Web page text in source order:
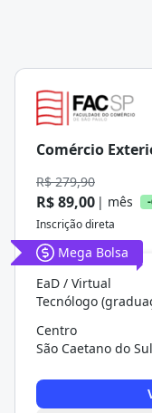
Comércio
R$ 279,90
R$ 89,00 | mês
Inscrição direta
Mega Bolsa
EaD / Virtual
Tecnólogo
Centro
São Caetano do